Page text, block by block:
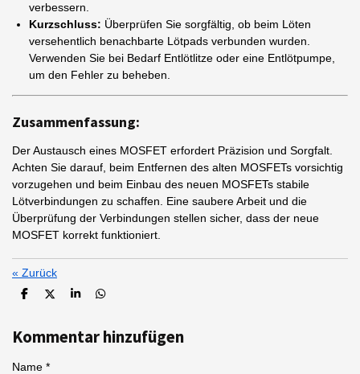
verbessern.
Kurzschluss: Überprüfen Sie sorgfältig, ob beim Löten
versehentlich benachbarte Lötpads verbunden wurden.
Verwenden Sie bei Bedarf Entlötlitze oder eine Entlötpumpe,
um den Fehler zu beheben.
Zusammenfassung:
Der Austausch eines MOSFET erfordert Präzision und Sorgfalt.
Achten Sie darauf, beim Entfernen des alten MOSFETs vorsichtig
vorzugehen und beim Einbau des neuen MOSFETs stabile
Lötverbindungen zu schaffen. Eine saubere Arbeit und die
Überprüfung der Verbindungen stellen sicher, dass der neue
MOSFET korrekt funktioniert.
« Zurück
T
l
e
T
l
e
T
l
e
T
l
e
Kommentar hinzufügen
Name *